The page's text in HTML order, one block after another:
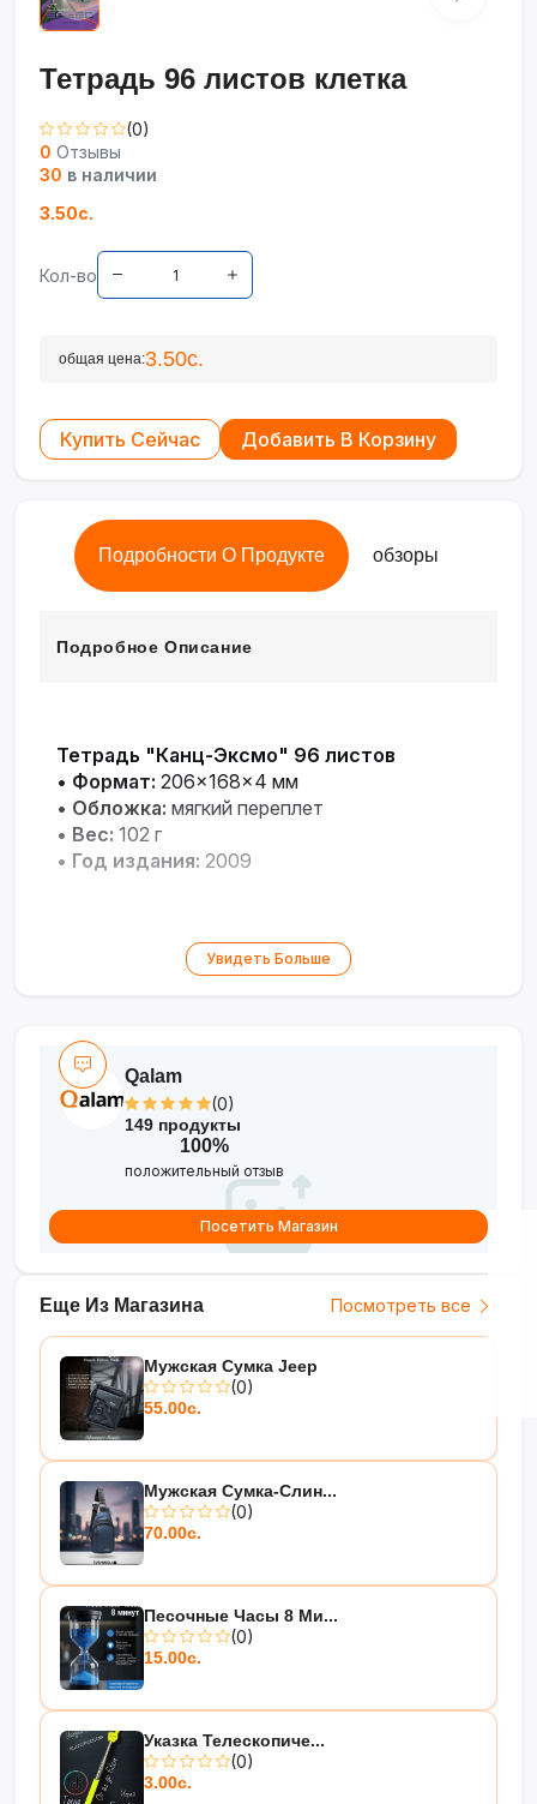
Тетрадь 96 листов клетка
(0)
0 Отзывы
30 в наличии
3.50с.
Кол-во
общая цена:3.50с.
Купить Сейчас Добавить В Корзину
Подробности О Продукте обзоры
Подробное Описание
Тетрадь "Канц-Эксмо" 96 листов
• Формат: 206×168×4 мм
• Обложка: мягкий переплет
• Вес: 102 г
• Год издания: 2009
Увидеть Больше
Еще Из Магазина Посмотреть все
Мужская Сумка Jeep
(0)
55.00с.
Мужская Сумка-Слин...
(0)
70.00с.
Песочные Часы 8 Ми...
(0)
15.00с.
Указка Телескопиче...
(0)
3.00с.
Qalam
(0)
149 продукты
100%
положительный отзыв
Посетить Магазин